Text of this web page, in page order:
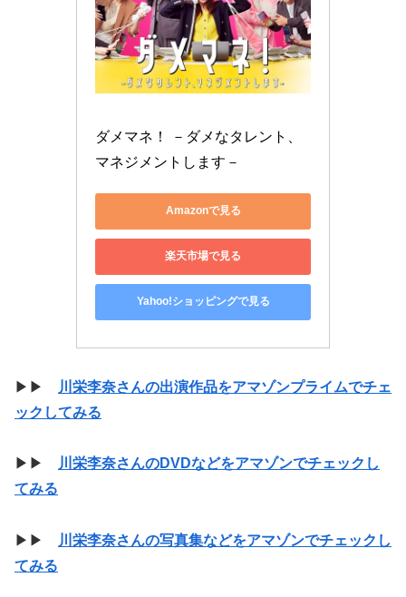
ダメマネ！ －ダメなタレント、
マネジメントします－
Amazonで見る
楽天市場で見る
Yahoo!ショッピングで見る
▶▶
川栄李奈さんの出演作品をアマゾンプライムでチェ
ックしてみる
▶▶
川栄李奈さんのDVDなどをアマゾンでチェックし
てみる
▶▶
川栄李奈さんの写真集などをアマゾンでチェックし
てみる